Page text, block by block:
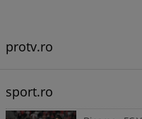
protv.ro
sport.ro